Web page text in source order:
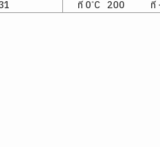
ที่ 0 ํC 200 ที่ -